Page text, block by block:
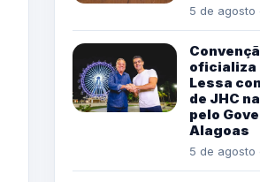
5 de agosto
oficializa
Lessa
de JHC
pelo
Alagoas
5 de agosto